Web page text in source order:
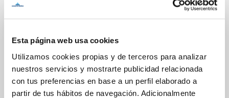
Esta página web usa cookies
Utilizamos cookies propias y de terceros para analizar
nuestros servicios y mostrarte publicidad relacionada
con tus preferencias en base a un perfil elaborado a
partir de tus hábitos de navegación. Adicionalmente
ATENCIÓN AL CLIENTE
Tu Agua